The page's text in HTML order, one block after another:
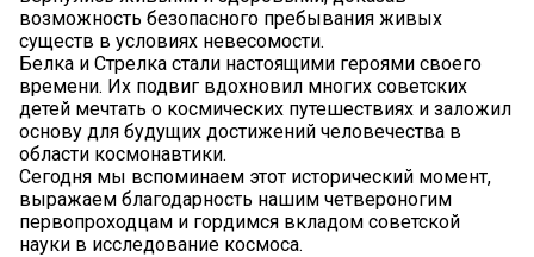
возможность безопасного пребывания живых
существ в условиях невесомости.
Белка и Стрелка стали настоящими героями своего
времени. Их подвиг вдохновил многих советских
детей мечтать о космических путешествиях и заложил
основу для будущих достижений человечества в
области космонавтики.
Сегодня мы вспоминаем этот исторический момент,
выражаем благодарность нашим четвероногим
первопроходцам и гордимся вкладом советской
науки в исследование космоса.